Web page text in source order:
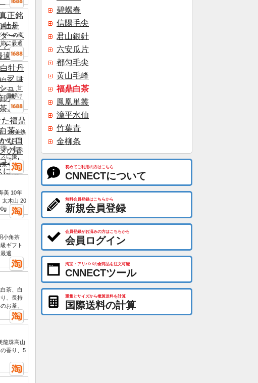
白茶、
ーへの高
に最適
白茶、高
ュ、甘
雪解け
、寿美熟
な口当
いま
に優
です。
美 10年
太木山 20
小角茶
ギフト
適
茶、白
、長持
お茶、
龍珠高山
香り、5
碧螺春
信陽毛尖
君山銀針
六安瓜片
都匀毛尖
黄山毛峰
福鼎白茶
鳳凰単叢
漳平水仙
竹葉青
金柳条
初めてご利用の方はこちら
CNNECTについて
無料会員登録はこちらから
新規会員登録
会員登録がお済みの方はこちらから
会員ログイン
淘宝・アリババの全商品を注文可能
CNNECTツール
重量とサイズから概算送料を計算
国際送料の計算